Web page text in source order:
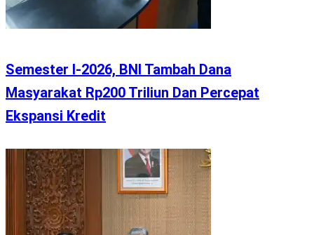
Semester I-2026, BNI Tambah Dana
Masyarakat Rp200 Triliun Dan Percepat
Ekspansi Kredit